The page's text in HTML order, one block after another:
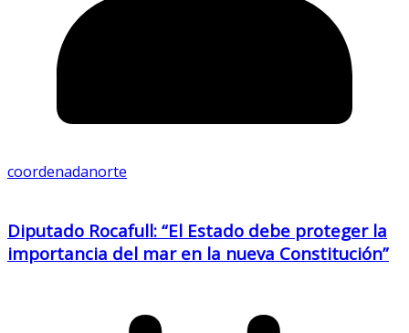
coordenadanorte
Diputado Rocafull: “El Estado debe proteger la
importancia del mar en la nueva Constitución”